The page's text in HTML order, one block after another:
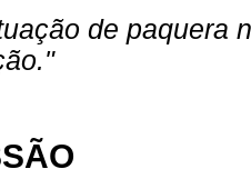
de paquera